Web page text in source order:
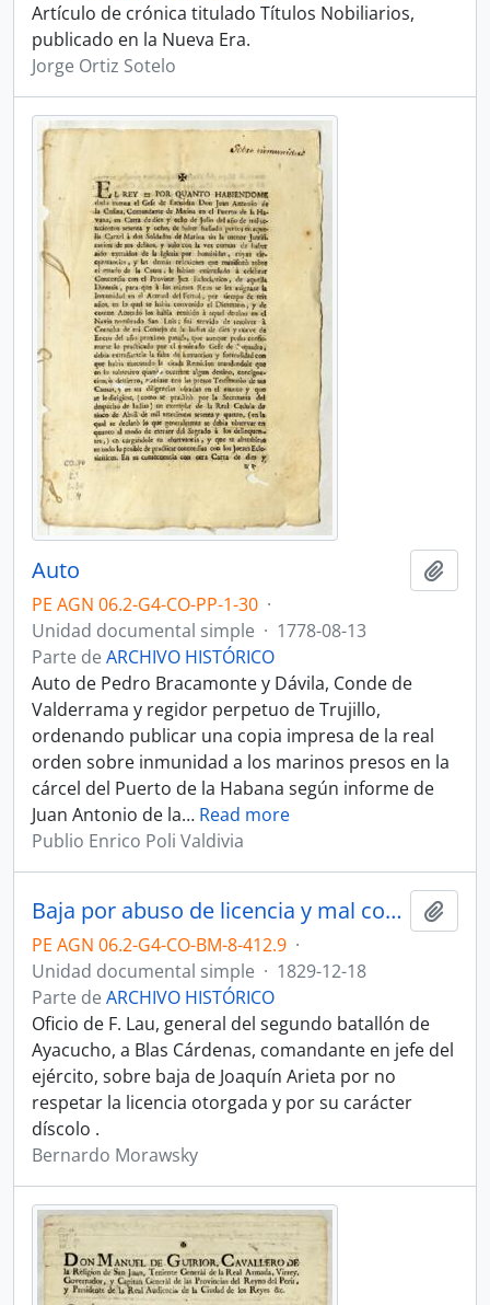
Artículo de crónica titulado Títulos Nobiliarios,
publicado en la Nueva Era.
Jorge Ortiz Sotelo
Auto
PE AGN 06.2-G4-CO-PP-1-30 ·
Unidad documental simple · 1778-08-13
Parte de ARCHIVO HISTÓRICO
Auto de Pedro Bracamonte y Dávila, Conde de
Valderrama y regidor perpetuo de Trujillo,
ordenando publicar una copia impresa de la real
orden sobre inmunidad a los marinos presos en la
cárcel del Puerto de la Habana según informe de
Juan Antonio de la… Read more
Publio Enrico Poli Valdivia
Baja por abuso de licencia y mal comportamiento
PE AGN 06.2-G4-CO-BM-8-412.9 ·
Unidad documental simple · 1829-12-18
Parte de ARCHIVO HISTÓRICO
Oficio de F. Lau, general del segundo batallón de
Ayacucho, a Blas Cárdenas, comandante en jefe del
ejército, sobre baja de Joaquín Arieta por no
respetar la licencia otorgada y por su carácter
díscolo .
Bernardo Morawsky